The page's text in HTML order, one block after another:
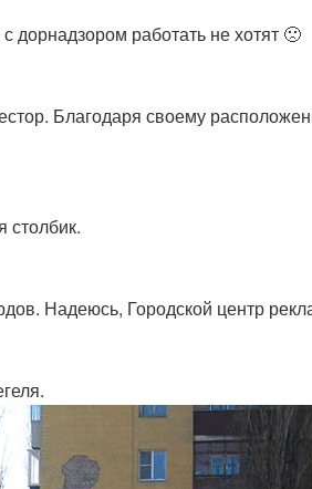
дорнадзором работать не хотят 🙁
Благодаря своему
столбик.
Надеюсь, Городской центр